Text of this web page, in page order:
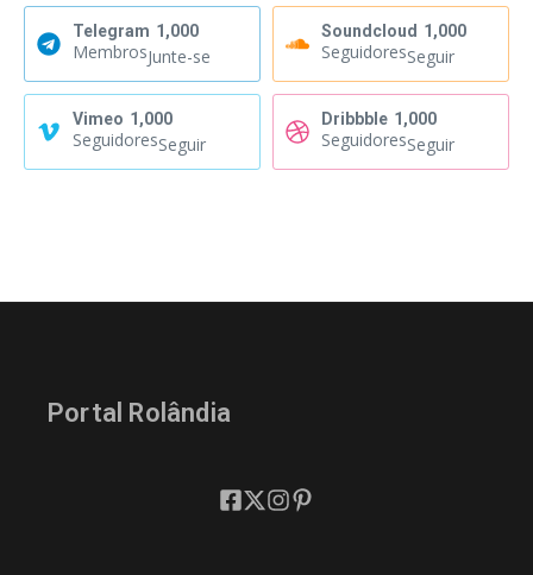
Telegram 1,000
MembrosJunte-se
Soundcloud 1,000
SeguidoresSeguir
Vimeo 1,000
SeguidoresSeguir
Dribbble 1,000
SeguidoresSeguir
Portal Rolândia